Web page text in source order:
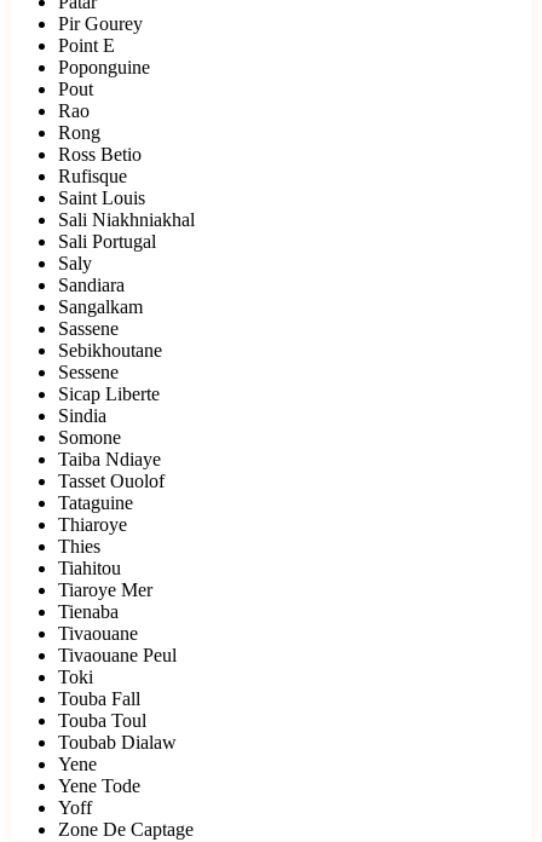
Pir Gourey
Point E
Poponguine
Pout
Rao
Rong
Ross Betio
Rufisque
Saint Louis
Sali Niakhniakhal
Sali Portugal
Saly
Sandiara
Sangalkam
Sassene
Sebikhoutane
Sessene
Sicap Liberte
Sindia
Somone
Taiba Ndiaye
Tasset Ouolof
Tataguine
Thiaroye
Thies
Tiahitou
Tiaroye Mer
Tienaba
Tivaouane
Tivaouane Peul
Toki
Touba Fall
Touba Toul
Toubab Dialaw
Yene
Yene Tode
Yoff
Zone De Captage